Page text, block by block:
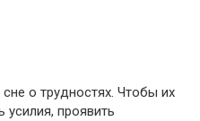
о трудностях. Чтобы их
проявить